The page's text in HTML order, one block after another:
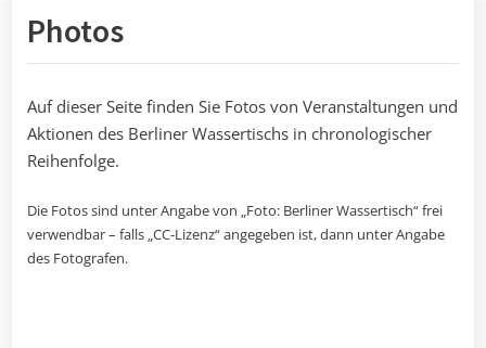
Photos
Auf dieser Seite finden Sie Fotos von Veranstaltungen und
Aktionen des Berliner Wassertischs in chronologischer
Reihenfolge.
Die Fotos sind unter Angabe von „Foto: Berliner Wassertisch“ frei
verwendbar – falls „CC-Lizenz“ angegeben ist, dann unter Angabe
des Fotografen.